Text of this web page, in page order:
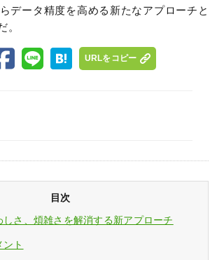
データ精度を高める新たなアプローチと
。
URLをコピー
目次
さ、煩雑さを解消する新アプローチ
ト